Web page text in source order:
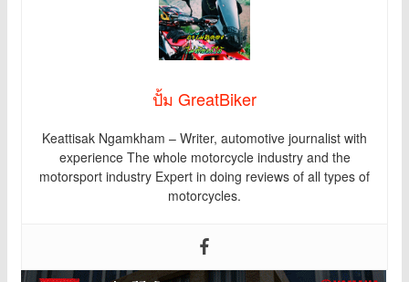
ปั้ม GreatBiker
Keattisak Ngamkham – Writer, automotive journalist with
experience The whole motorcycle industry and the
motorsport industry Expert in doing reviews of all types of
motorcycles.